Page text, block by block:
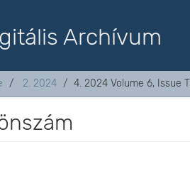
Archívum
2. 2024 4. 2024 Volume 6, Issue